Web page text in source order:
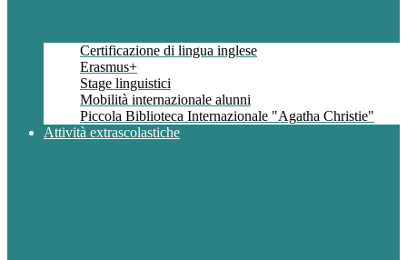
Certificazione di lingua inglese
Erasmus+
Stage linguistici
Mobilità internazionale alunni
Piccola Biblioteca Internazionale "Agatha Christie"
Attività extrascolastiche